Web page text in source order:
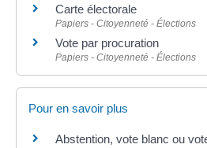
Carte électorale
Papiers - Citoyenneté - Élections
Vote par procuration
Papiers - Citoyenneté - Élections
Pour en savoir plus
Abstention, vote blanc ou